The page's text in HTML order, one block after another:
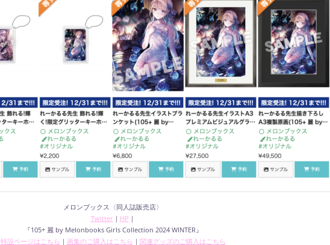
メロンブックス〈同人誌販売店〉
Twitter ｜ HP ｜
『105+ 麗 by Melonbooks Girls Collection 2024 WINTER』
特設ページはこちら ｜ 画集のご購入はこちら ｜ 関連グッズのご購入はこちら